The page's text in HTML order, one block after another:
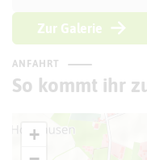
Zur Galerie
ANFAHRT
So kommt ihr
+